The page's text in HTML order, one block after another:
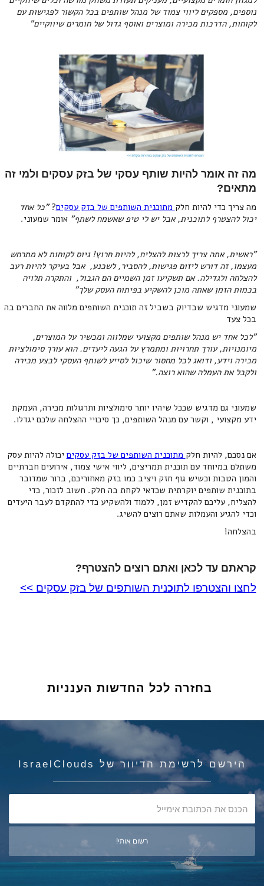
נוספים, מספקים ליווי צמוד של מנהל שותפים בכל הקשור לפגישות עם
לקוחות, הדרכות מכירה ומוצרים ואוסף גדול של חומרים שיווקיים"
מה זה אומר להיות שותף עסקי של בזק עסקים ולמי זה
מתאים?
מה צריך כדי להיות חלק מתוכנית השותפים של בזק עסקים?"כל אחד
יכול להצטרף לתוכנית, אבל יש לי טיפ שאשמח לשתף"אומר שמעוני.
"ראשית, אתה צריך לרצות להצליח, להיות חרוץ! גיוס לקוחות לא מתרחש
מעצמו, זה דורש ליזום פגישות, להסביר, לשכנע, אבל בעיקר להיות רעב
להצלחה ולגדילה. אם תשקיעו זמן השמיים הם הגבול, והתקרה תלויה
בכמות הזמן שאתה מוכן להשקיע בפיתוח העסק שלך"
שמעוני מדגיש שבדיוק בשביל זה תוכנית השותפים מלווה את החברים בה
בכל צעד
"לכל אחד יש מנהל שותפים מקצועי שמלווה ומכשיר על המוצרים,
מיומנויות, עורך תחרויות ומתמרץ על הגעה ליעדים. הוא עורך סימולציות
מכירה וידע, ודואג לכל מחסור שיכול לסייע לשותף העסקי לבצע מכירה
ולקבל את העמלה שהוא רוצה."
שמעוני גם מדגיש שככל שיהיו יותר סימולציות ותרגולות מכירה, העמקת
ידע מקצועי , וקשר עם מנהל השותפים, כך סיכויי ההצלחה שלכם יגדלו.
אם נסכם, להיות חלק מתוכנית השותפים של בזק עסקים יכולה להיות עסק
משתלם במיוחד עם תוכנית תמריצים, ליווי אישי צמוד, אירועים חברתיים
והמון הטבות וכשיש גוף חזק ויציב כמו בזק מאחוריכם, ברור שמדובר
בתוכנית שותפים יוקרתית שכדאי לקחת בה חלק. חשוב לזכור, כדי
להצליח, עליכם להקדיש זמן, ללמוד ולהשקיע כדי להתקדם לעבר היעדים
וכדי להגיע והעמלות שאתם רוצים להשיג.
בהצלחה!
קראתם עד לכאן ואתם רוצים להצטרף?
לחצו והצטרפו לתוכנית השותפים של בזק עסקים >>
בחזרה לכל החדשות הענניות
הירשם לרשימת הדיוור של IsraelClouds